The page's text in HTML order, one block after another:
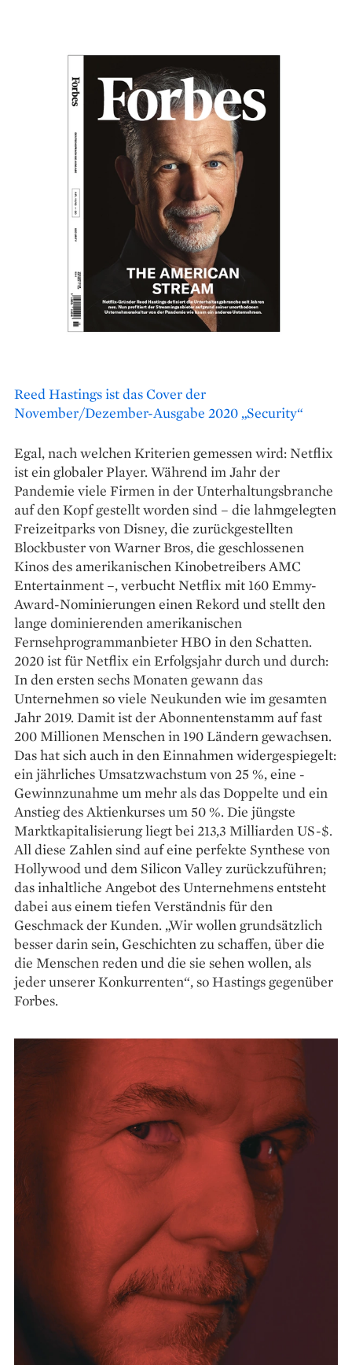
Reed Hastings ist das Cover der
November/Dezember-Ausgabe 2020 „Security“
Egal, nach welchen Kriterien gemessen wird: Netflix
ist ein globaler Player. Während im Jahr ­der
Pandemie viele Firmen in der Unterhaltungsbranche
auf den Kopf gestellt worden sind – die lahmgelegten
Freizeitparks von Disney, die zurückgestellten
Blockbuster von Warner Bros, die geschlossenen
Kinos des amerikanischen Kinobetreibers AMC
Entertainment –, verbucht Netflix mit 160 Emmy-
Award-Nominierungen ­einen Rekord und stellt den
lange dominierenden amerikanischen
Fernsehprogramm­anbieter HBO in den Schatten.
2020 ist für Netflix ein Erfolgsjahr durch und durch:
In den ersten sechs Monaten ­gewann das
Unternehmen so viele Neukunden wie im gesamten
Jahr 2019. ­Damit ist der Abonnenten­stamm auf fast
200 Millionen Menschen in 190 Ländern ­gewachsen.
Das hat sich auch in den Einnahmen ­widergespiegelt:
ein jährliches Umsatzwachstum von 25 %, eine ­
Gewinnzunahme um mehr als das Doppelte und ein
Anstieg des Aktienkurses um 50 %. Die jüngste
Marktkapitalisierung liegt bei 213,3 Milliarden US-$.
All ­diese Zahlen sind auf eine perfekte Synthese von
Holly­wood und dem Silicon Valley zurückzuführen;
das inhaltliche Angebot des Unternehmens entsteht
dabei aus einem tiefen Verständnis für den
Geschmack der Kunden. „Wir wollen grundsätzlich
besser darin sein, Geschichten zu schaffen, über die
die Menschen reden und die sie ­sehen wollen, als
jeder unserer Konkurrenten“, so Hastings gegenüber
Forbes.